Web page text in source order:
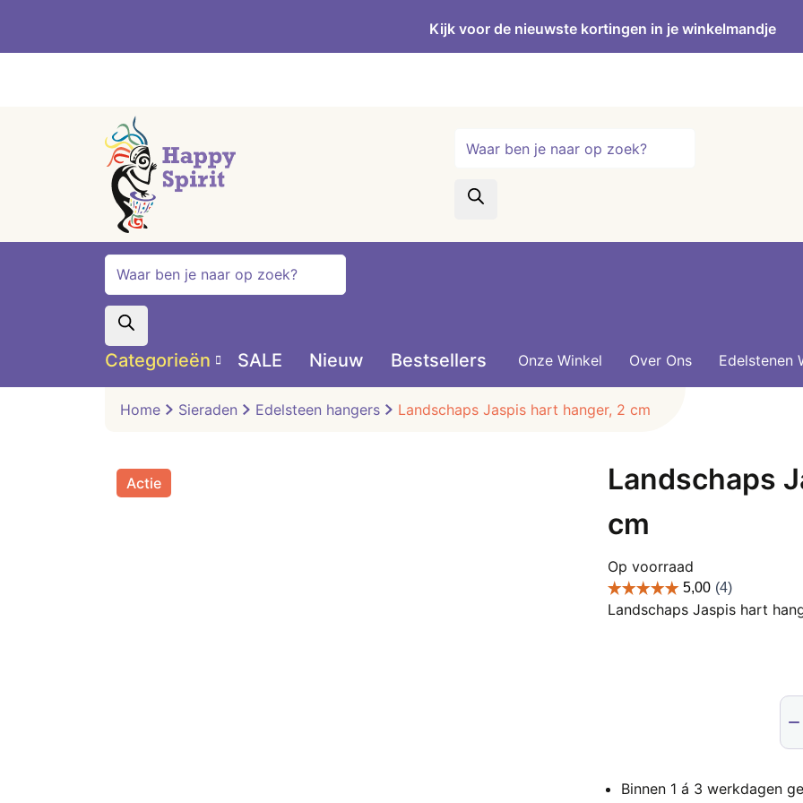
Kijk voor de nieuwste kortingen in je winkelmandje
zoeken
Producten
zoeken
Categorieën SALE Nieuw Bestsellers Onze Winkel Over Ons Edelstenen
Home Sieraden Edelsteen hangers Landschaps Jaspis hart hanger, 2 cm
Actie
Landschaps
cm
Op voorraad
Landschaps Jaspis hart
2
Binnen 1 á 3 werkdagen